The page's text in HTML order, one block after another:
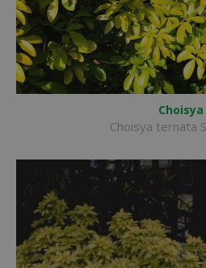
Choisya
Choisya ternata